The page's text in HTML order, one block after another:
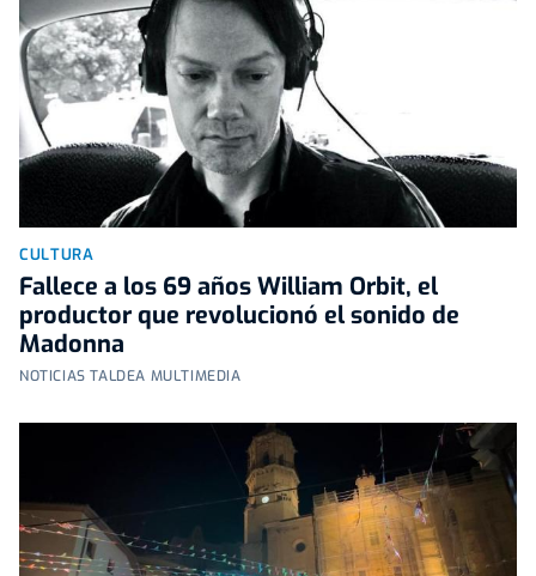
CULTURA
Fallece a los 69 años William Orbit, el
productor que revolucionó el sonido de
Madonna
NOTICIAS TALDEA MULTIMEDIA